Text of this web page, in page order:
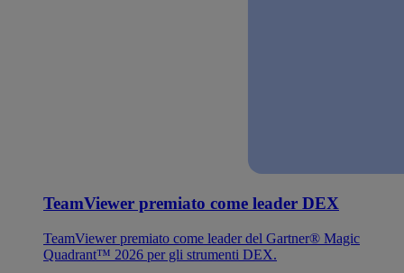
TeamViewer premiato come leader DEX
TeamViewer premiato come leader del Gartner® Magic
Quadrant™ 2026 per gli strumenti DEX.